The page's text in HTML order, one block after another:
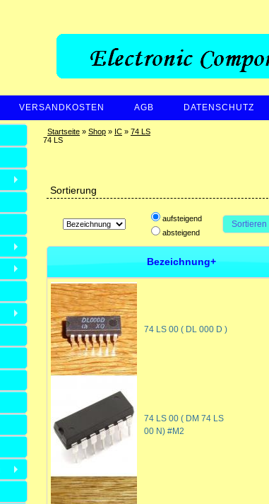
VERSANDKOSTEN AGB DATENSCHUTZ
Startseite» Shop» IC» 74 LS
74 LS
Sortierung
aufsteigend
absteigend
Sortieren
Bezeichnung+
74 LS 00 ( DL 000 D )
74 LS 00 ( DM 74 LS
00 N) #M2